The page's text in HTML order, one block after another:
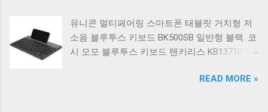
정이 많이 어려우시죠? 특히 기계식키보드 같은
상품을 고를 때는 더 고민이 많을 수 밖에 없습
니다. 다양한 상품들을 상세스펙 과 가격 을 꼼
G4902 G4910 G4911 리필 잉크 1개 GI990
500ml 4색세트. 캐논 빌트인 정품무한 복합기
G2910 정품잉크 포함충전잉크4색 추가증정. 캐
잉크 4색세트 G3910 G3900 G2900 G4900
유니콘 멀티페어링 스마트폰 태블릿 거치형 저
소음 블루투스 키보드 BK500SB 일반형 블랙. 코
시 모모 블루투스 키보드 텐키리스 KB1371BT
K380S. 로지텍 무선키보드 텐키리스 스모키 블
READ MORE »